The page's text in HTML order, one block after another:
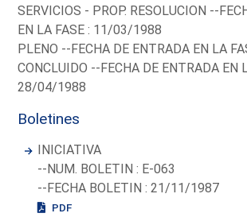
SERVICIOS - PROP. RESOLUCION --
EN LA FASE : 11/03/1988
PLENO --FECHA DE ENTRADA EN LA
CONCLUIDO --FECHA DE ENTRADA EN
28/04/1988
Boletines
INICIATIVA
--NUM. BOLETIN : E-063
--FECHA BOLETIN : 21/11/1987
PDF